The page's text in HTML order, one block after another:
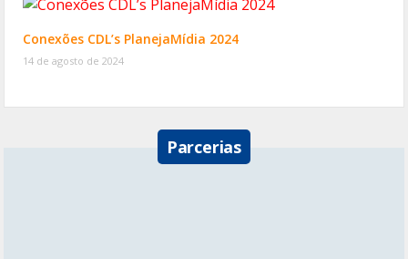
Conexões CDL’s PlanejaMídia 2024
14 de agosto de 2024
Parcerias